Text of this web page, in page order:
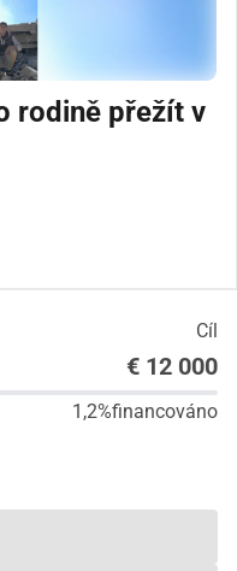
rodině přežít v
Cíl
€ 12 000
1,2%financováno